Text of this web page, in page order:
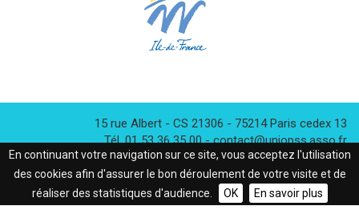
En continuant votre navigation sur ce site, vous acceptez l'utilisation
des cookies afin d'assurer le bon déroulement de votre visite et de
réaliser des statistiques d'audience.
OK En savoir plus
15 rue Albert - CS 21306 - 75214 Paris cedex 13
Tél. 01 53 36 35 00 - contact@uniopss.asso.fr